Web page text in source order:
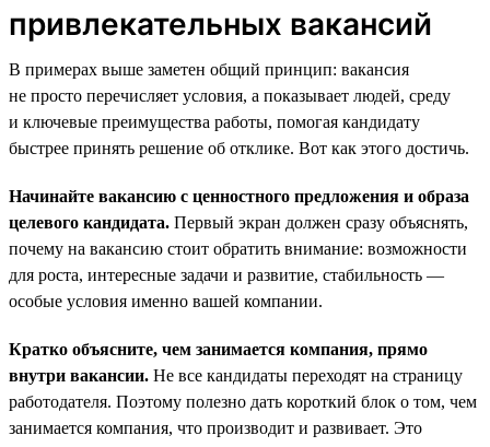
привлекательных вакансий
В примерах выше заметен общий принцип: вакансия
не просто перечисляет условия, а показывает людей, среду
и ключевые преимущества работы, помогая кандидату
быстрее принять решение об отклике. Вот как этого достичь.
Начинайте вакансию с ценностного предложения и образа
целевого кандидата. Первый экран должен сразу объяснять,
почему на вакансию стоит обратить внимание: возможности
для роста, интересные задачи и развитие, стабильность —
особые условия именно вашей компании.
Кратко объясните, чем занимается компания, прямо
внутри вакансии. Не все кандидаты переходят на страницу
работодателя. Поэтому полезно дать короткий блок о том, чем
занимается компания, что производит и развивает. Это